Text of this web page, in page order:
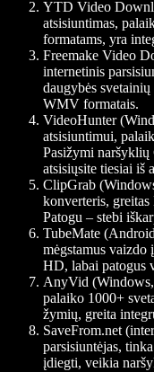
YTD Video
atsisiuntimas,
formatams, yra
Freemake Video
internetinis
daugybės
WMV formatais.
VideoHunter
atsisiuntimui,
Pasižymi
atsisiųsite tiesiai iš
ClipGrab
konverteris,
Patogu – stebi
TubeMate
mėgstamus vaizdo
HD, labai patogus
AnyVid
palaiko 1000+
žymių, greita
SaveFrom.net
parsisiuntėjas,
įdiegti, veikia